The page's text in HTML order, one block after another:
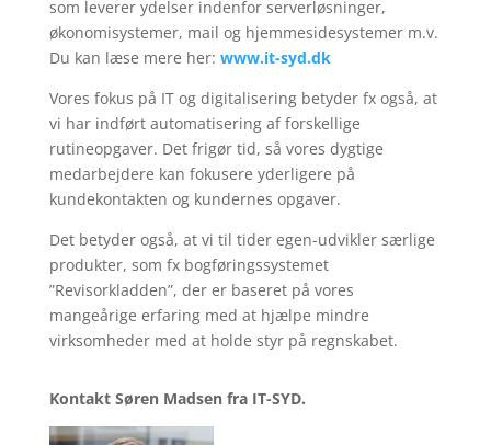
som leverer ydelser indenfor serverløsninger,
økonomisystemer, mail og hjemmesidesystemer m.v.
Du kan læse mere her: www.it-syd.dk
Vores fokus på IT og digitalisering betyder fx også, at
vi har indført automatisering af forskellige
rutineopgaver. Det frigør tid, så vores dygtige
medarbejdere kan fokusere yderligere på
kundekontakten og kundernes opgaver.
Det betyder også, at vi til tider egen-udvikler særlige
produkter, som fx bogføringssystemet
”Revisorkladden”, der er baseret på vores
mangeårige erfaring med at hjælpe mindre
virksomheder med at holde styr på regnskabet.
Kontakt Søren Madsen fra IT-SYD.